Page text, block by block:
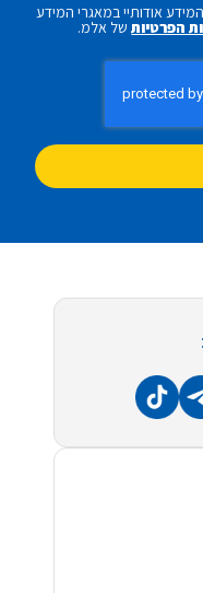
אודותיי במאגרי המידע
הפרטיותשל אלמ.